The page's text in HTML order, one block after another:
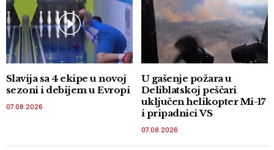
Slavija sa 4 ekipe u novoj
sezoni i debijem u Evropi
07.08.2026
U gašenje požara u
Deliblatskoj peščari
uključen helikopter Mi-17
i pripadnici VS
07.08.2026